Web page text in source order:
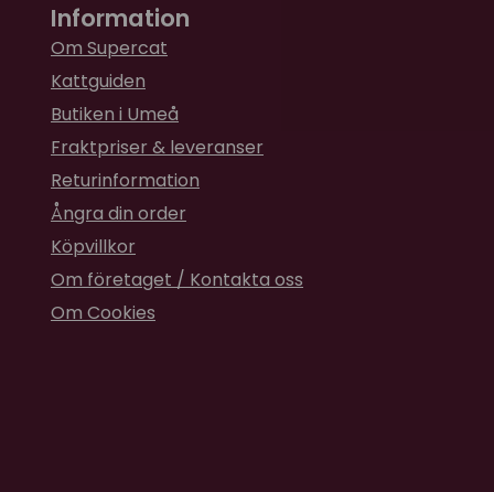
Information
Om Supercat
Kattguiden
Butiken i Umeå
Fraktpriser & leveranser
Returinformation
Ångra din order
Köpvillkor
Om företaget / Kontakta oss
Om Cookies